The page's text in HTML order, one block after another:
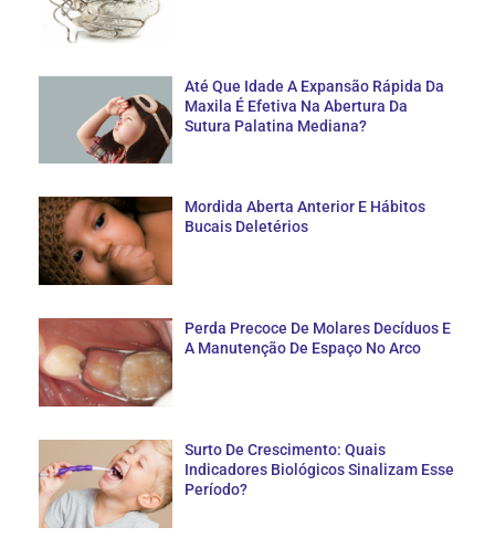
Até Que Idade A Expansão Rápida Da
Maxila É Efetiva Na Abertura Da
Sutura Palatina Mediana?
Mordida Aberta Anterior E Hábitos
Bucais Deletérios
Perda Precoce De Molares Decíduos E
A Manutenção De Espaço No Arco
Surto De Crescimento: Quais
Indicadores Biológicos Sinalizam Esse
Período?